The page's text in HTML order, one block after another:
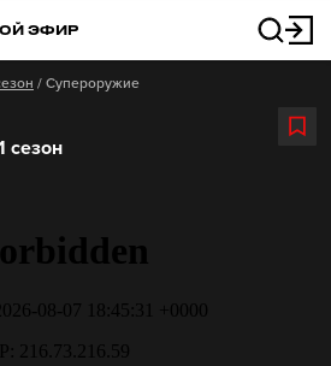
ЭФИР
/ Супероружие
сезон